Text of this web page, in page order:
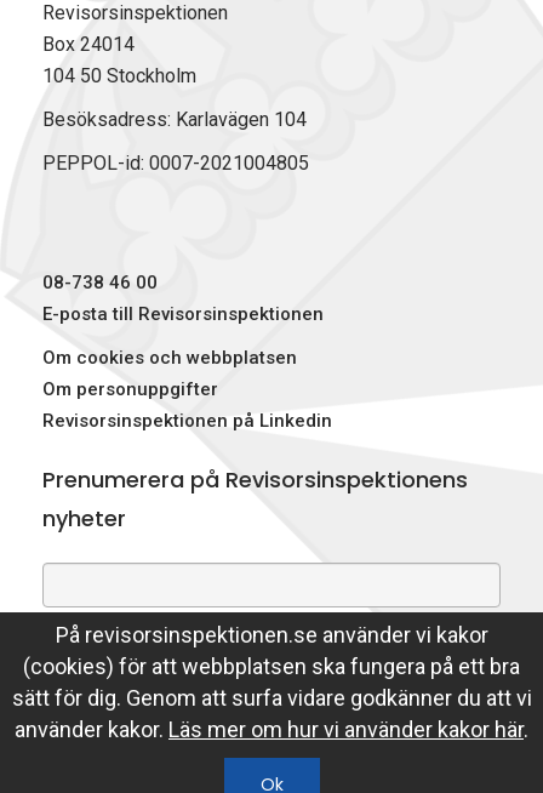
På revisorsinspektionen.se använder vi kakor
(cookies) för att webbplatsen ska fungera på ett bra
sätt för dig. Genom att surfa vidare godkänner du att vi
använder kakor. Läs mer om hur vi använder kakor här.
Revisorsinspektionen
Box 24014
104 50 Stockholm
Besöksadress: Karlavägen 104
PEPPOL-id: 0007-2021004805
08-738 46 00
E-posta till Revisorsinspektionen
Om cookies och webbplatsen
Om personuppgifter
Revisorsinspektionen på Linkedin
Prenumerera på Revisorsinspektionens
nyheter
Genom att prenumerera på nyheter godkänner du att
Revisorsinspektionen lagrar din e-postadress.
Läs mer